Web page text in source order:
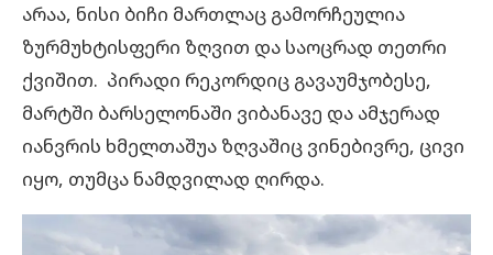
არაა, ნისი ბიჩი მართლაც გამორჩეულია
ზურმუხტისფერი ზღვით და საოცრად თეთრი
ქვიშით. პირადი რეკორდიც გავაუმჯობესე,
მარტში ბარსელონაში ვიბანავე და ამჯერად
იანვრის ხმელთაშუა ზღვაშიც ვინებივრე, ცივი
იყო, თუმცა ნამდვილად ღირდა.